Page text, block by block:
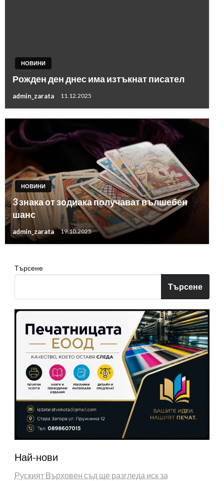
НОВИНИ
Рожден ден днес има изтъкнат писател
admin_zarata 11.12.2025
НОВИНИ
3 знака от зодиака получават вълшебен
шанс
admin_zarata 19.10.2025
Търсене
Търсене
Най-нови
Руският Върховен съд ще разгледа иск за